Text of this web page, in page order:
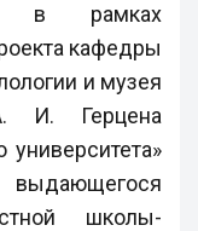
в рамках
кафедры
и музея
И. Герцена
школы-